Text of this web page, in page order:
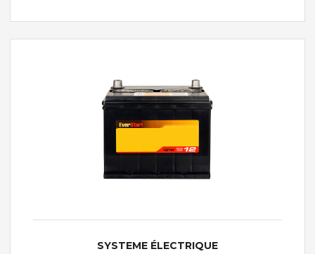
SYSTEME ÉLECTRIQUE